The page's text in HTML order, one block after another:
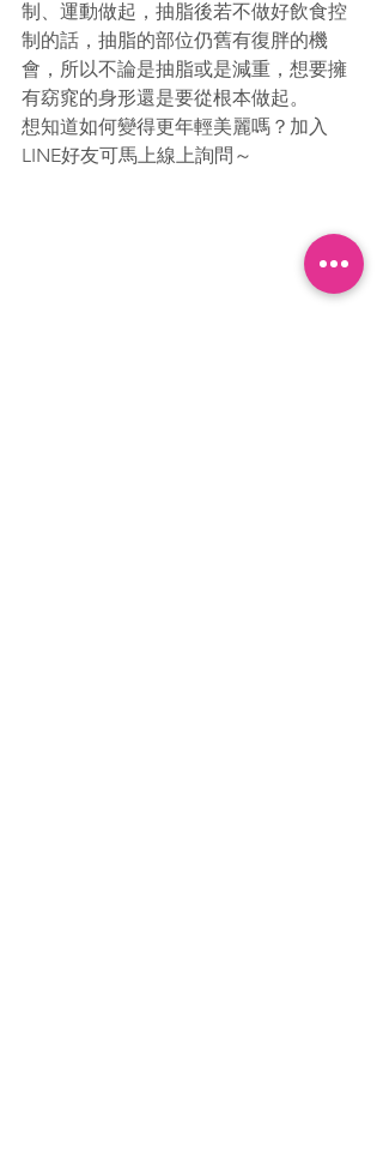
制、運動做起，抽脂後若不做好飲食控
制的話，抽脂的部位仍舊有復胖的機
會，所以不論是抽脂或是減重，想要擁
有窈窕的身形還是要從根本做起。
想知道如何變得更年輕美麗嗎？加入
LINE好友可馬上線上詢問～